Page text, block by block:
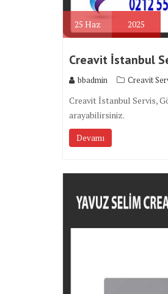
25 Haz 2025
Creavit İstanbul
bbadmin Creavit
Creavit İstanbul Servis,
arayabilirsiniz.
Devamı